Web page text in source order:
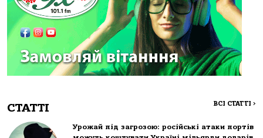
СТАТТІ ВСІ СТАТТІ >
Урожай під загрозою: російські атаки портів